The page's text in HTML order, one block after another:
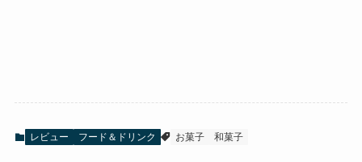
レビュー フード＆ドリンク お菓子 和菓子